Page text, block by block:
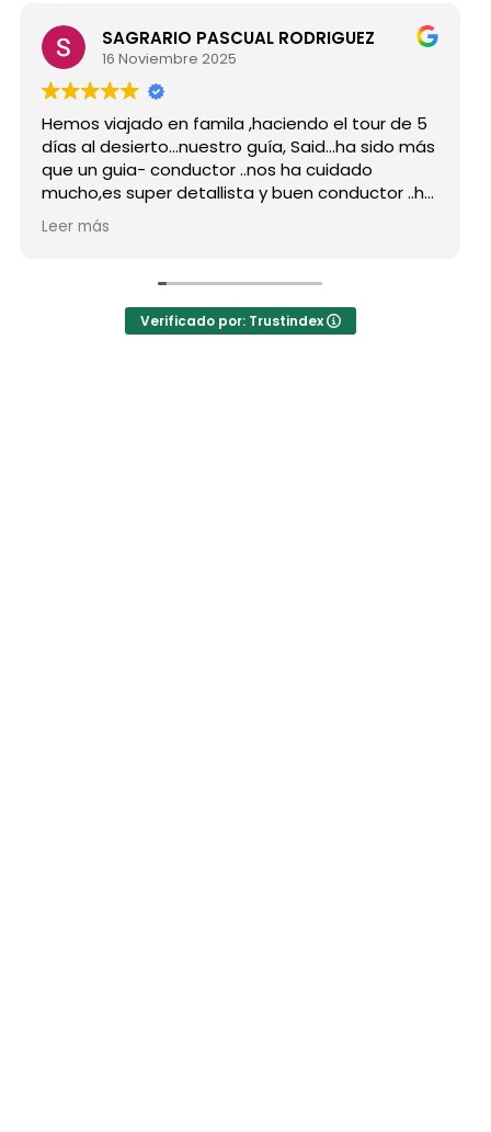
SAGRARIO PASCUAL RODRIGUEZ
16 Noviembre 2025
Hemos viajado en famila ,haciendo el tour de 5
días al desierto...nuestro guía, Said...ha sido más
que un guia- conductor ..nos ha cuidado
mucho,es super detallista y buen conductor ..ha
estado atento a todas nuestras peticiones y
nos ha enseñado muchos lugares
persona..Gracias Said.
En cuanto a la agencia,..súper agradecida a Mila
Leer más
Verificado por: Trustindex